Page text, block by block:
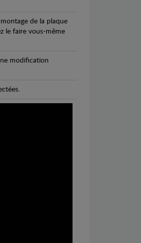
de la plaque
le faire vous-même
modification